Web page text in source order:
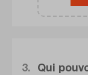
Qui
3.